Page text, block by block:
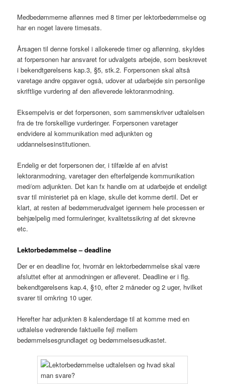
Medbedømmerne aflønnes med 8 timer per lektorbedømmelse og
har en noget lavere timesats.
Årsagen til denne forskel i allokerede timer og aflønning, skyldes
at forpersonen har ansvaret for udvalgets arbejde, som beskrevet
i bekendtgørelsens kap.3, §5, stk.2. Forpersonen skal altså
varetage andre opgaver også, udover at udarbejde sin personlige
skriftlige vurdering af den afleverede lektoranmodning.
Eksempelvis er det forpersonen, som sammenskriver udtalelsen
fra de tre forskellige vurderinger. Forpersonen varetager
endvidere al kommunikation med adjunkten og
uddannelsesinstitutionen.
Endelig er det forpersonen der, i tilfælde af en afvist
lektoranmodning, varetager den efterfølgende kommunikation
med/om adjunkten. Det kan fx handle om at udarbejde et endeligt
svar til ministeriet på en klage, skulle det komme dertil. Det er
klart, at resten af bedømmerudvalget igennem hele processen er
behjælpelig med formuleringer, kvalitetssikring af det skrevne
etc.
Lektorbedømmelse – deadline
Der er en deadline for, hvornår en lektorbedømmelse skal være
afsluttet efter at anmodningen er afleveret. Deadline er i flg.
bekendtgørelsens kap.4, §10, efter 2 måneder og 2 uger, hvilket
svarer til omkring 10 uger.
Herefter har adjunkten 8 kalenderdage til at komme med en
udtalelse vedrørende faktuelle fejl mellem
bedømmelsesgrundlaget og bedømmelsesudkastet.